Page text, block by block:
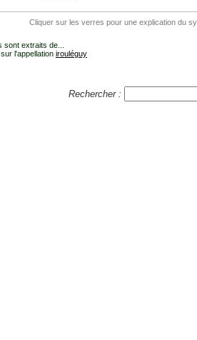
Cliquer sur les verres pour une explication du
extraits de...
sur l'appellation irouléguy
Rechercher :